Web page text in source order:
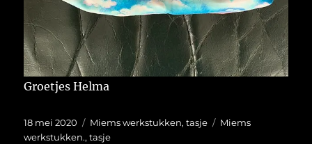
Groetjes Helma
Geplaatst
op
18 mei 2020 Categorieën
Miems werkstukken,tasje Tags
Miems
werkstukken.,tasje